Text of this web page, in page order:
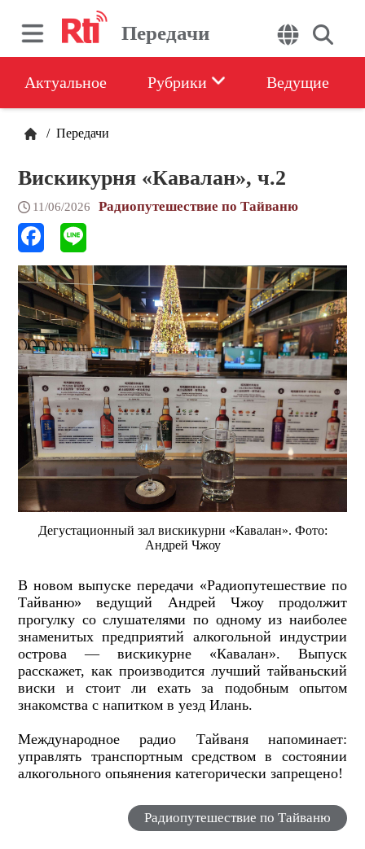
Передачи
Актуальное Рубрики Ведущие
/ Передачи
Вискикурня «Кавалан», ч.2
11/06/2026 Радиопутешествие по Тайваню
Дегустационный зал вискикурни «Кавалан». Фото:
Андрей Чжоу
В новом выпуске передачи «Радиопутешествие по
Тайваню» ведущий Андрей Чжоу продолжит
прогулку со слушателями по одному из наиболее
знаменитых предприятий алкогольной индустрии
острова—вискикурне «Кавалан». Выпуск
расскажет, как производится лучший тайваньский
виски и стоит ли ехать за подобным опытом
знакомства с напитком в уезд Илань.
Международное радио Тайваня напоминает:
управлять транспортным средством в состоянии
алкогольного опьянения категорически запрещено!
Радиопутешествие по Тайваню